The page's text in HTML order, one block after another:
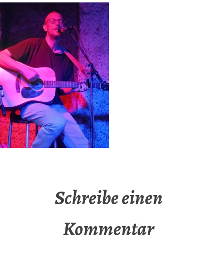
Schreibe einen
Kommentar